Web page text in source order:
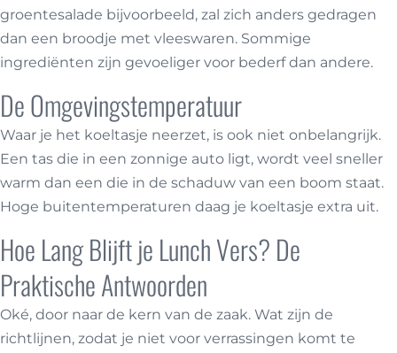
groentesalade bijvoorbeeld, zal zich anders gedragen
dan een broodje met vleeswaren. Sommige
ingrediënten zijn gevoeliger voor bederf dan andere.
De Omgevingstemperatuur
Waar je het koeltasje neerzet, is ook niet onbelangrijk.
Een tas die in een zonnige auto ligt, wordt veel sneller
warm dan een die in de schaduw van een boom staat.
Hoge buitentemperaturen daag je koeltasje extra uit.
Hoe Lang Blijft je Lunch Vers? De
Praktische Antwoorden
Oké, door naar de kern van de zaak. Wat zijn de
richtlijnen, zodat je niet voor verrassingen komt te